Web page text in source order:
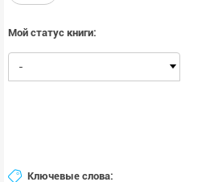
Мой статус книги:
-
Ключевые слова: